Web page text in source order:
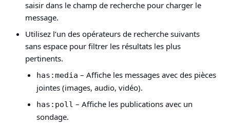
saisir dans le champ de recherche pour charger le
message.
Utilisez l’un des opérateurs de recherche suivants
sans espace pour filtrer les résultats les plus
pertinents.
has:media – Affiche les messages avec des pièces
jointes (images, audio, vidéo).
has:poll – Affiche les publications avec un
sondage.